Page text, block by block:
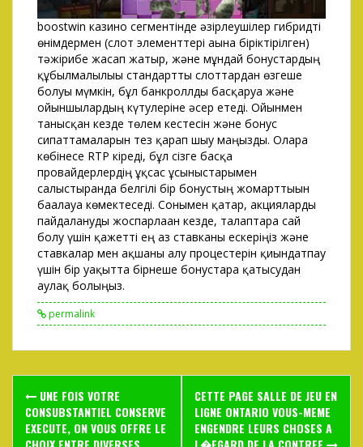
boostwin казино сегментінде әзірлеушілер гибридті
өнімдермен (слот элементтері ағынға біріктірілген)
тәжірибе жасап жатыр, және мұндай бонустардың
құбылмалылығы стандартты слоттардан өзгеше
болуы мүмкін, бұл банкроллды басқаруға және
ойыншылардың күтулеріне әсер етеді. Ойынмен
танысқан кезде төлем кестесін және бонус
сипаттамаларын тез қарап шығу маңызды. Оларға
көбінесе RTP кіреді, бұл сізге басқа
провайдерлердің ұқсас ұсыныстарымен
салыстырғанда белгілі бір бонустың жомарттығын
бағалауға көмектеседі. Сонымен қатар, акцияларды
пайдалануды жоспарлаған кезде, талаптарға сай
болу үшін қажетті ең аз ставканы ескеріңіз және
ставкалар мен ақшаны алу процестерін қиындатпау
үшін бір уақытта бірнеше бонустарға қатысудан
аулақ болыңыз.
permalink
Post
navigation
UNE FOIS VOTRE
CONSUBSTANTIEL CONSERVE
EXECUTE, ON VOUS OFFRE LE
CETTE PAGE SALLE DE JEU EN
LIGNE ONTARIO VOUS-MEME
ENGENDRE LEURS CHOSES A